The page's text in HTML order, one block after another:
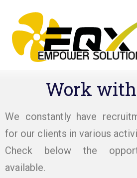
Work with
We constantly have
for our clients in various
Check below the
available.